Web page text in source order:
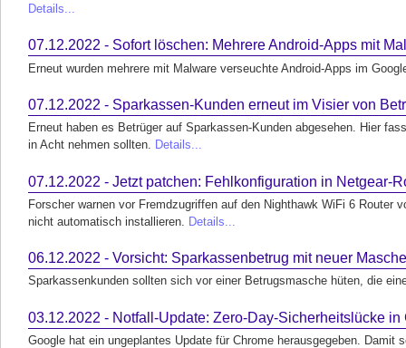
Details...
07.12.2022 - Sofort löschen: Mehrere Android-Apps mit
Erneut wurden mehrere mit Malware verseuchte Android-Apps im
07.12.2022 - Sparkassen-Kunden erneut im Visier von
Erneut haben es Betrüger auf Sparkassen-Kunden abgesehen. Hier
in Acht nehmen sollten. Details...
07.12.2022 - Jetzt patchen: Fehlkonfiguration in Netgear-
Forscher warnen vor Fremdzugriffen auf den Nighthawk WiFi 6 Router
nicht automatisch installieren. Details...
06.12.2022 - Vorsicht: Sparkassenbetrug mit neuer Masche
Sparkassenkunden sollten sich vor einer Betrugsmasche hüten, die
03.12.2022 - Notfall-Update: Zero-Day-Sicherheitslücke
Google hat ein ungeplantes Update für Chrome herausgegeben.